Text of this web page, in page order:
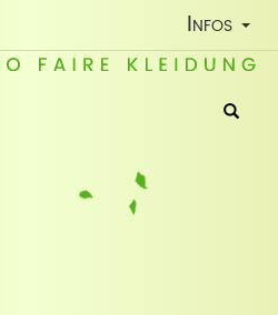
Toggle
Infos